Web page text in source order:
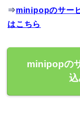
⇒minipopのサー
はこちら
minipopの